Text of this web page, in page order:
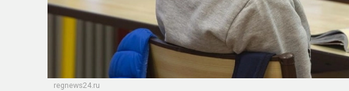
regnews24.ru